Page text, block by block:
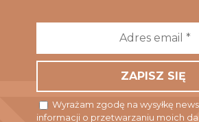
Wyrażam zgodę na wysyłkę
informacji o przetwarzaniu moich